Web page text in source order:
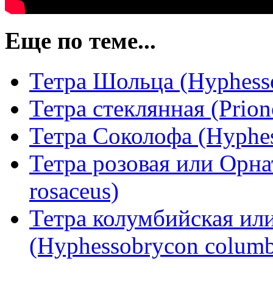
Еще по теме...
Тетра Шольца
Тетра стеклянная
Тетра Соколофа
Тетра розовая или
rosaceus)
Тетра колумбийская
(Hyphessobrycon